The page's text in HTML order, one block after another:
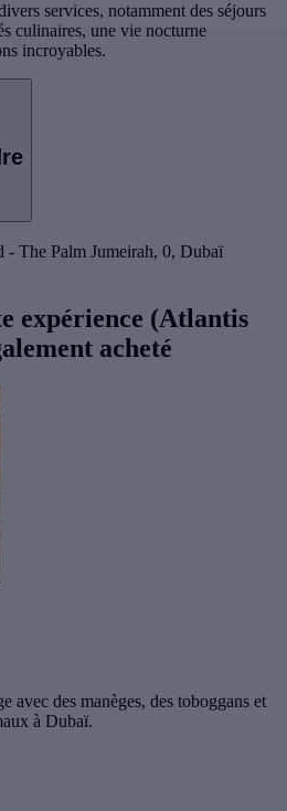
services, notamment des séjours
culinaires, une vie nocturne
incroyables.
- The Palm Jumeirah, 0, Dubaï
expérience (Atlantis
acheté
avec des manèges, des toboggans et
à Dubaï.